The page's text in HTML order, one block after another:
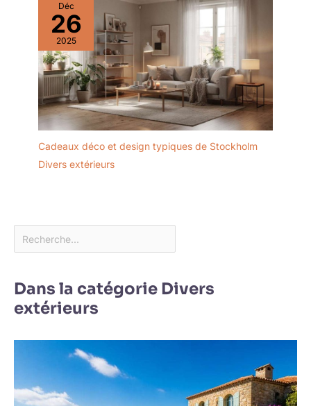
Déc
26
2025
Cadeaux déco et design typiques de Stockholm
Divers extérieurs
Dans la catégorie Divers
extérieurs